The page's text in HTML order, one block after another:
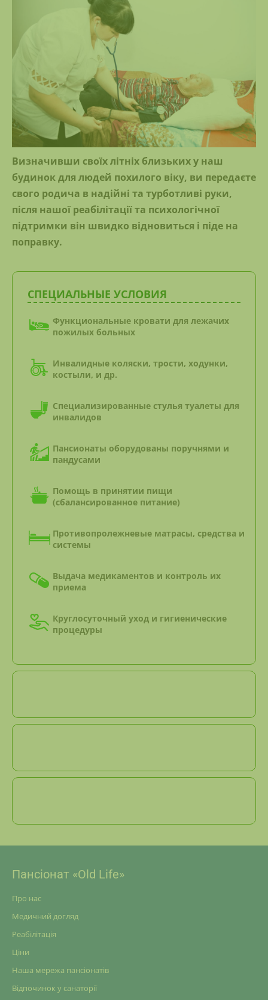
Визначивши своїх літніх близьких у наш
будинок для людей похилого віку, ви передаєте
свого родича в надійні та турботливі руки,
після нашої реабілітації та психологічної
підтримки він швидко відновиться і піде на
поправку.
СПЕЦИАЛЬНЫЕ УСЛОВИЯ
Функциональные кровати для лежачих
пожилых больных
Инвалидные коляски, трости, ходунки,
костыли, и др.
Специализированные стулья туалеты для
инвалидов
Пансионаты оборудованы поручнями и
пандусами
Помощь в принятии пищи
(сбалансированное питание)
Противопролежневые матрасы, средства и
системы
Выдача медикаментов и контроль их
приема
Круглосуточный уход и гигиенические
процедуры
Пансіонат «Old Life»
Про нас
Медичний догляд
Реабілітація
Ціни
Наша мережа пансіонатів
Відпочинок у санаторії